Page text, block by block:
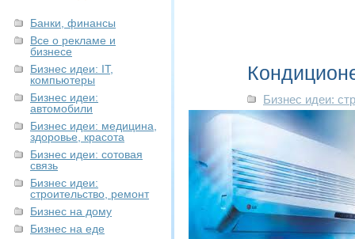
Банки, финансы
Все о рекламе и
бизнесе
Бизнес идеи: IT,
компьютеры
Бизнес идеи:
автомобили
Бизнес идеи: медицина,
здоровье, красота
Бизнес идеи: сотовая
связь
Бизнес идеи:
строительство, ремонт
Бизнес на дому
Бизнес на еде
Бизнес идеи: